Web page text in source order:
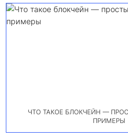
ЧТО ТАКОЕ БЛОКЧЕЙН —
ПРИМЕРЫ